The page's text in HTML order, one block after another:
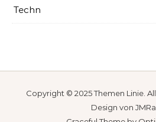
Techn
Copyright © 2025Themen Linie.
Design von